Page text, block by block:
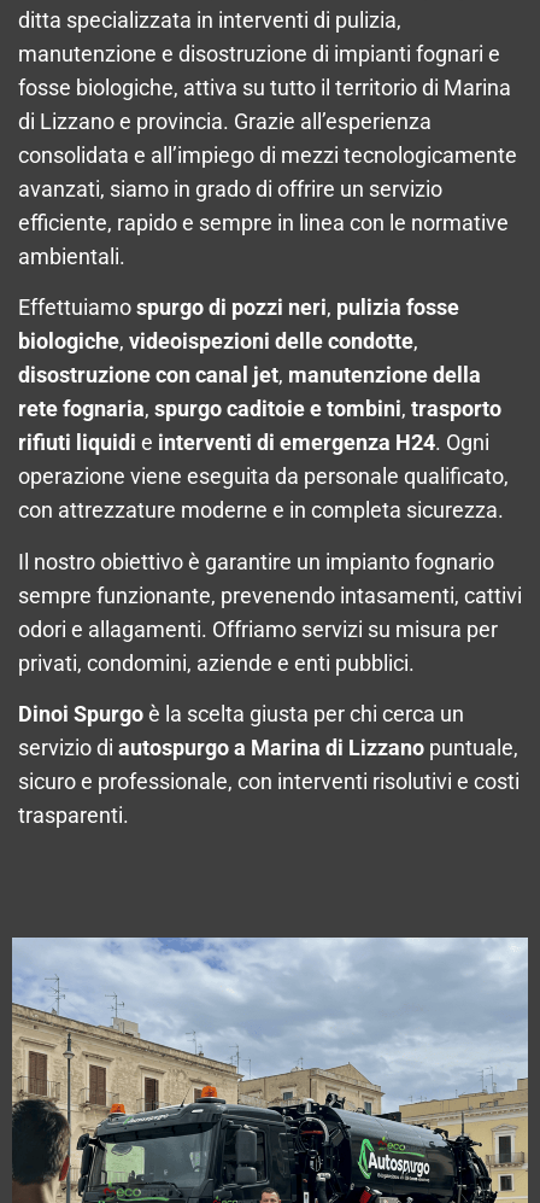
ditta specializzata in interventi di pulizia,
manutenzione e disostruzione di impianti fognari e
fosse biologiche, attiva su tutto il territorio di Marina
di Lizzano e provincia. Grazie all’esperienza
consolidata e all’impiego di mezzi tecnologicamente
avanzati, siamo in grado di offrire un servizio
efficiente, rapido e sempre in linea con le normative
ambientali.
Effettuiamospurgo di pozzi neri, pulizia fosse
biologiche, videoispezioni delle condotte,
disostruzione con canal jet, manutenzione della
rete fognaria, spurgo caditoie e tombini, trasporto
rifiuti liquidi e interventi di emergenza H24. Ogni
operazione viene eseguita da personale qualificato,
con attrezzature moderne e in completa sicurezza.
Il nostro obiettivo è garantire un impianto fognario
sempre funzionante, prevenendo intasamenti, cattivi
odori e allagamenti. Offriamo servizi su misura per
privati, condomini, aziende e enti pubblici.
Dinoi Spurgoè la scelta giusta per chi cerca un
servizio di autospurgo a Marina di Lizzano puntuale,
sicuro e professionale, con interventi risolutivi e costi
trasparenti.